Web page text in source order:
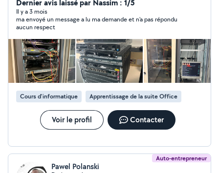
systèmes grâce à mon expertise. Hacking Éthique :
J'analyse vos réseaux, systèmes et infrastructures pour
identifier les failles de sécurité avant qu'un pirate ne le
fasse. ️ Tests d'intrusion avancés : Je réalise des audits
complets et ciblés pour détecter les vulnérabilités
souvent invisibles, afin de renforcer votre sécurité
numérique. Dépannage et récupération de données :
Que ce soit pour un problème informatique, une
réparation ou la récupération de fichiers importants, je
m'occupe de tout. À propos de moi : Actuellement en
école de cybersécurité & réseau, je travaille dans un
laboratoire d'ingénierie spécialisé en hacking. Important
: Si vous êtes à plus de 50 km, choisissez bien la
catégorie Informatique ou contactez-moi directement
Dernier avis laissé par Nassim : 1/5
Il y a 3 mois
ma envoyé un message a lu ma demande et n'a pas répondu
aucun respect
Cours d'informatique Apprentissage de la suite Office
Voir le profil Contacter
Auto-entrepreneur
Pawel Polanski